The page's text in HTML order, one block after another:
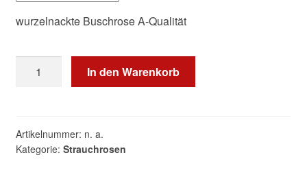
wurzelnackte Buschrose A-Qualität
In den Warenkorb
Artikelnummer: n. a.
Kategorie: Strauchrosen